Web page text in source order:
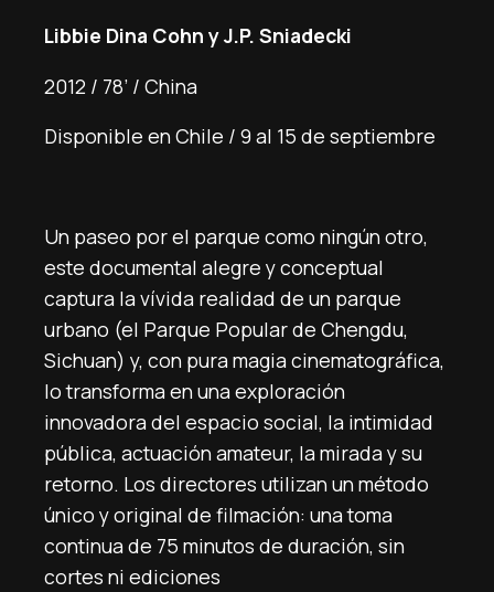
Libbie Dina Cohn y J.P. Sniadecki
2012 / 78’ / China
Disponible en Chile / 9 al 15 de septiembre
Un paseo por el parque como ningún otro,
este documental alegre y conceptual
captura la vívida realidad de un parque
urbano (el Parque Popular de Chengdu,
Sichuan) y, con pura magia cinematográfica,
lo transforma en una exploración
innovadora del espacio social, la intimidad
pública, actuación amateur, la mirada y su
retorno. Los directores utilizan un método
único y original de filmación: una toma
continua de 75 minutos de duración, sin
cortes ni ediciones